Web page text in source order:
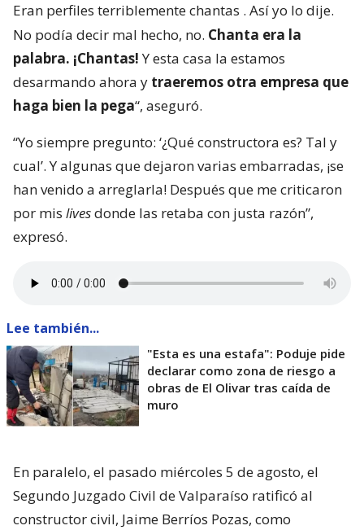
Eran perfiles terriblemente chantas . Así yo lo dije.
No podía decir mal hecho, no. Chanta era la
palabra. ¡Chantas!Y esta casa la estamos
desarmando ahora y traeremos otra empresa que
haga bien la pega“, aseguró.
“Yo siempre pregunto: ‘¿Qué constructora es? Tal y
cual’. Y algunas que dejaron varias embarradas, ¡se
han venido a arreglarla! Después que me criticaron
por mis livesdonde las retaba con justa razón”,
expresó.
Lee también...
"Esta es una estafa": Poduje pide
declarar como zona de riesgo a
obras de El Olivar tras caída de
muro
En paralelo, el pasado miércoles 5 de agosto, el
Segundo Juzgado Civil de Valparaíso ratificó al
constructor civil, Jaime Berríos Pozas, como